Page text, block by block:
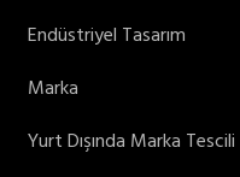
Endüstriyel Tasarım
Marka
Yurt Dışında Marka Tescili